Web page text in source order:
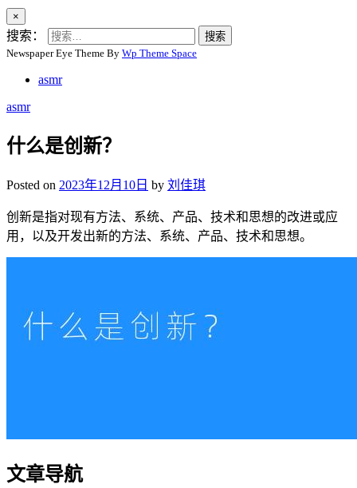
×
搜索：
Newspaper Eye Theme By Wp Theme Space
asmr
asmr
什么是创新？
Posted on 2023年12月10日 by 刘佳琪
创新是指对现有方法、系统、产品、技术和思想的改进或应
用，以及开发出新的方法、系统、产品、技术和思想。
文章导航